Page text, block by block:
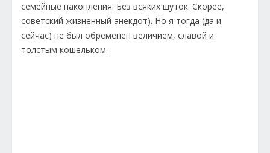
семейные накопления. Без всяких шуток. Скорее,
советский жизненный анекдот). Но я тогда (да и
сейчас) не был обременен величием, славой и
толстым кошельком.